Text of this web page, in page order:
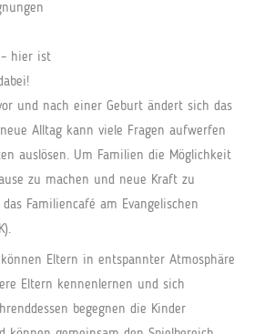
hier ist
und nach einer Geburt ändert sich das
Alltag kann viele Fragen aufwerfen
auslösen. Um Familien die Möglichkeit
zu machen und neue Kraft zu
Familiencafé am Evangelischen
Eltern in entspannter Atmosphäre
Eltern kennenlernen und sich
begegnen die Kinder